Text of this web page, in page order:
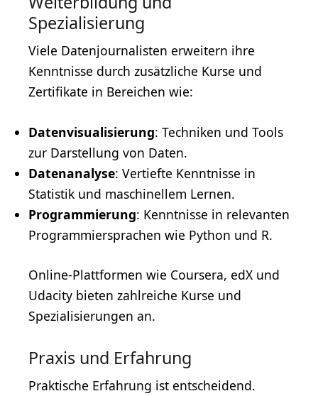
Spezialisierung
Viele Datenjournalisten erweitern ihre
Kenntnisse durch zusätzliche Kurse und
Zertifikate in Bereichen wie:
Datenvisualisierung: Techniken und Tools
zur Darstellung von Daten.
Datenanalyse: Vertiefte Kenntnisse in
Statistik und maschinellem Lernen.
Programmierung: Kenntnisse in relevanten
Programmiersprachen wie Python und R.
Online-Plattformen wie Coursera, edX und
Udacity bieten zahlreiche Kurse und
Spezialisierungen an.
Praxis und Erfahrung
Praktische Erfahrung ist entscheidend.